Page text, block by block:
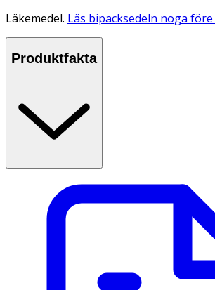
Läkemedel. Läs bipacksedeln noga
Produktfakta